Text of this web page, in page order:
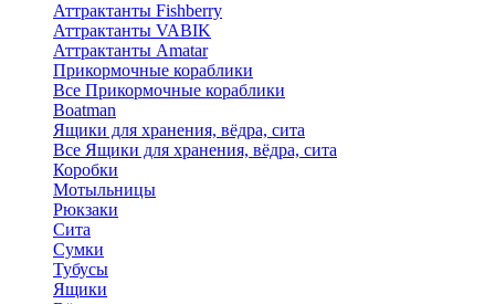
Аттрактанты Fishberry
Аттрактанты VABIK
Аттрактанты Amatar
Прикормочные кораблики
Все Прикормочные кораблики
Boatman
Ящики для хранения, вёдра, сита
Все Ящики для хранения, вёдра, сита
Коробки
Мотыльницы
Рюкзаки
Сита
Сумки
Тубусы
Ящики